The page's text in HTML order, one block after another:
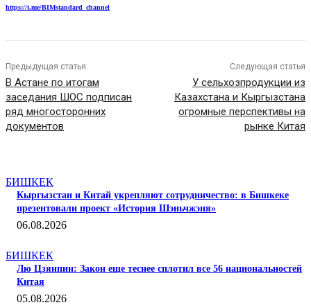
https://t.me/BIMstandard_channel
Предыдущая статья
В Астане по итогам
заседания ШОС подписан
ряд многосторонних
документов
Следующая статья
У сельхозпродукции из
Казахстана и Кыргызстана
огромные перспективы на
рынке Китая
БИШКЕК
Кыргызстан и Китай укрепляют сотрудничество: в Бишкеке
презентовали проект «История Шэньчжэня»
06.08.2026
БИШКЕК
Лю Цзянпин: Закон еще теснее сплотил все 56 национальностей
Китая
05.08.2026